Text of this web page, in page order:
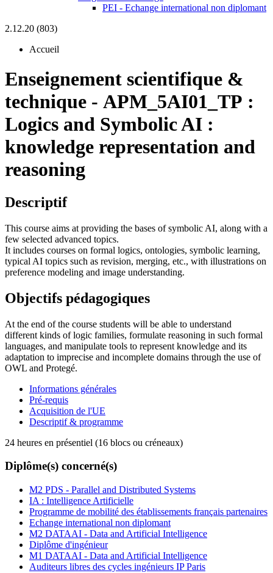
PEI - Echange international non diplomant
2.12.20 (803)
Accueil
Enseignement scientifique &
technique - APM_5AI01_TP :
Logics and Symbolic AI :
knowledge representation and
reasoning
Descriptif
This course aims at providing the bases of symbolic AI, along with a
few selected advanced topics.
It includes courses on formal logics, ontologies, symbolic learning,
typical AI topics such as revision, merging, etc., with illustrations on
preference modeling and image understanding.
Objectifs pédagogiques
At the end of the course students will be able to understand
different kinds of logic families, formulate reasoning in such formal
languages, and manipulate tools to represent knowledge and its
adaptation to imprecise and incomplete domains through the use of
OWL and Protegé.
Informations générales
Pré-requis
Acquisition de l'UE
Descriptif & programme
24 heures en présentiel (16 blocs ou créneaux)
Diplôme(s) concerné(s)
M2 PDS - Parallel and Distributed Systems
IA : Intelligence Artificielle
Programme de mobilité des établissements français partenaires
Echange international non diplomant
M2 DATAAI - Data and Artificial Intelligence
Diplôme d'ingénieur
M1 DATAAI - Data and Artificial Intelligence
Auditeurs libres des cycles ingénieurs IP Paris